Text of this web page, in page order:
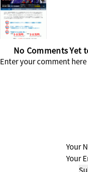
No Comments Yet